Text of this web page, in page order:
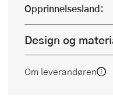
Opprinnelsesland:
Design og
Om leverandøren